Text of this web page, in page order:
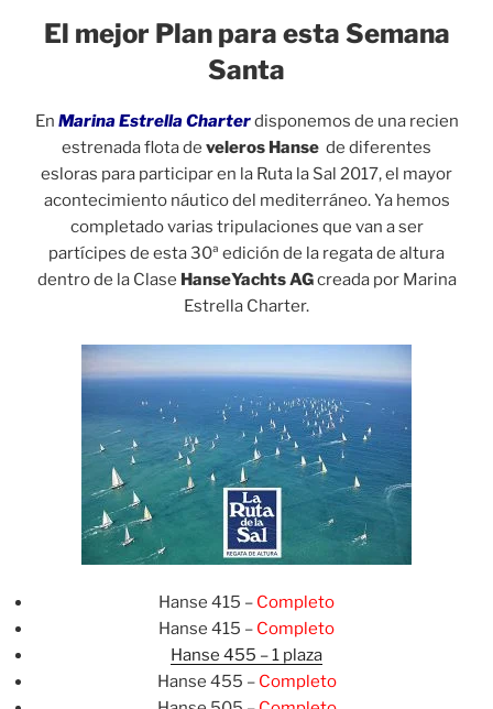
El mejor Plan para esta Semana
Santa
En Marina Estrella Charterdisponemos de una recien
estrenada flota de veleros Hanse de diferentes
esloras para participar en la Ruta la Sal 2017, el mayor
acontecimiento náutico del mediterráneo. Ya hemos
completado varias tripulaciones que van a ser
partícipes de esta 30ª edición de la regata de altura
dentro de la Clase HanseYachts AGcreada por Marina
Estrella Charter.
Hanse 415 – Completo
Hanse 415 – Completo
Hanse 455 – 1 plaza
Hanse 455 – Completo